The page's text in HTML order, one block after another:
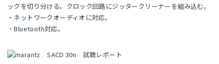
ックを切り分ける。クロック回路にジッタークリーナーを組み込む。
・ネットワークオーディオに対応。
・Bluetooth対応。